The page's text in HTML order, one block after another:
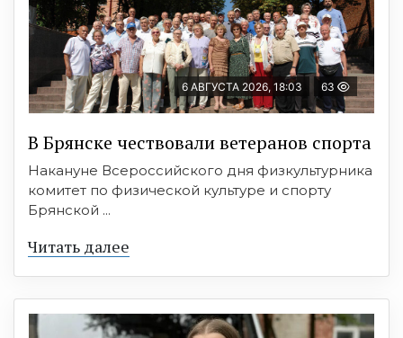
6 АВГУСТА 2026, 18:03 63
В Брянске чествовали ветеранов спорта
Накануне Всероссийского дня физкультурника
комитет по физической культуре и спорту
Брянской ...
Читать далее